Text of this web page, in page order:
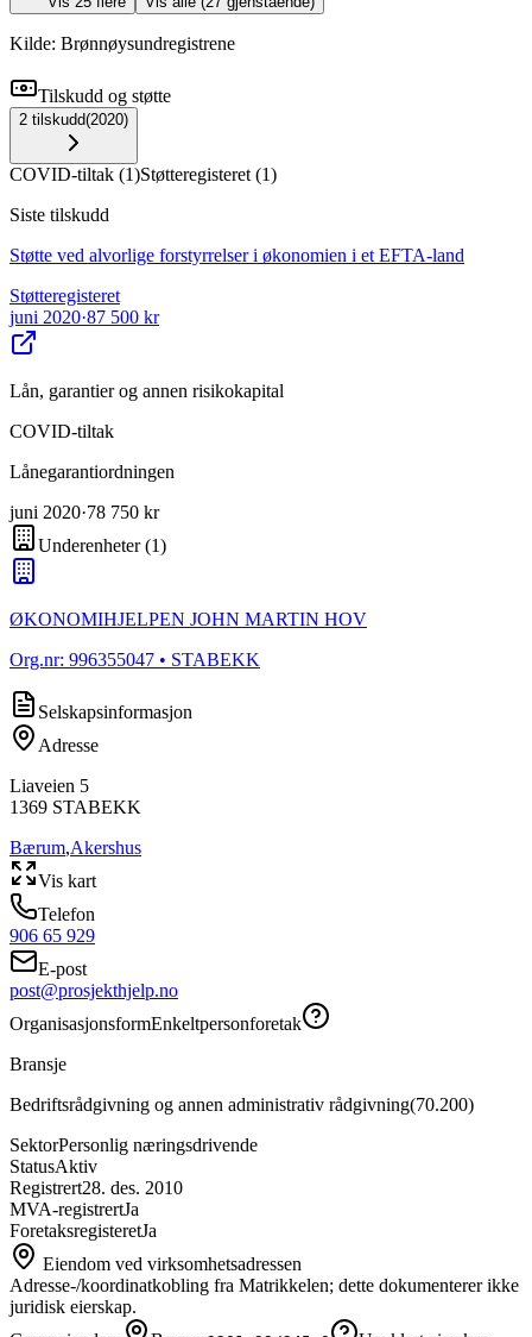
Kilde: Brønnøysundregistrene
Tilskudd og støtte
2 tilskudd(2020)
COVID-tiltak (1)Støtteregisteret (1)
Siste tilskudd
Støtte ved alvorlige forstyrrelser i økonomien i et EFTA-land
Støtteregisteret
juni 2020·87 500 kr
Lån, garantier og annen risikokapital
COVID-tiltak
Lånegarantiordningen
juni 2020·78 750 kr
Underenheter(1)
ØKONOMIHJELPEN JOHN MARTIN HOV
Org.nr: 996355047 • STABEKK
Selskapsinformasjon
Adresse
Liaveien 5
1369 STABEKK
Bærum,Akershus
Vis kart
Telefon
906 65 929
E-post
post@prosjekthjelp.no
OrganisasjonsformEnkeltpersonforetak
Bransje
Bedriftsrådgivning og annen administrativ rådgivning(70.200)
SektorPersonlig næringsdrivende
StatusAktiv
Registrert28. des. 2010
MVA-registrertJa
ForetaksregisteretJa
Eiendom ved virksomhetsadressen
Adresse-/koordinatkobling fra Matrikkelen; dette dokumenterer ikke
juridisk eierskap.